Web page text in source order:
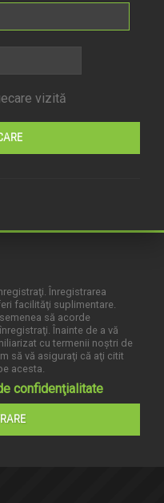
vizită
Înregistrarea
facilităţi suplimentare.
să acorde
Înainte de a vă
cu termenii noştri de
să vă asiguraţi că aţi citit
acesta.
confidenţialitate